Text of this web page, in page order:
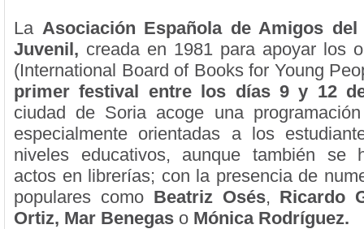
La Asociación Española de Amigos
Juvenil, creada en 1981 para apoyar los
(International Board of Books for Young
primer festival entre los días 9 y 12
ciudad de Soria acoge una
especialmente orientadas a los
niveles educativos, aunque también se
actos en librerías; con la presencia de
populares como Beatriz Osés, Ricardo
Ortiz, Mar Benegas o Mónica Rodríguez.